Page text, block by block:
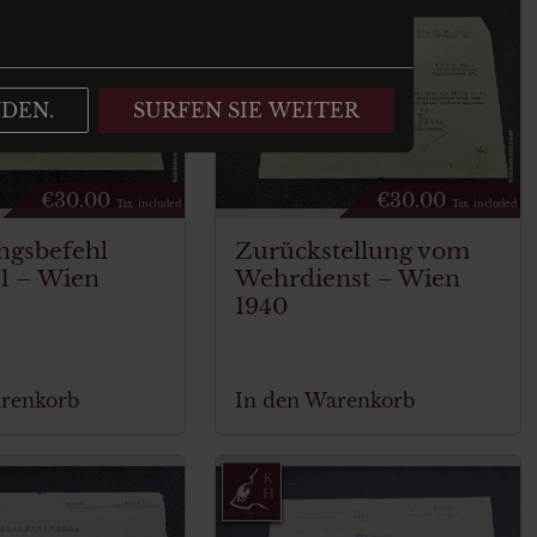
€30.00 Tax. included
– Wien
€30.00 Tax. included
Zurückstellung vom
Wehrdienst – Wien
1940
In den Warenkorb
SURFEN SIE WEITER